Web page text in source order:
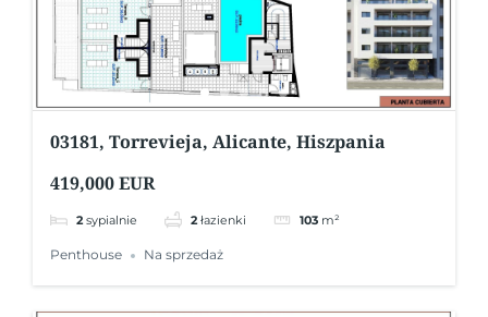
03181, Torrevieja, Alicante, Hiszpania
419,000 EUR
2 sypialnie 2 łazienki 103 m²
Penthouse Na sprzedaż